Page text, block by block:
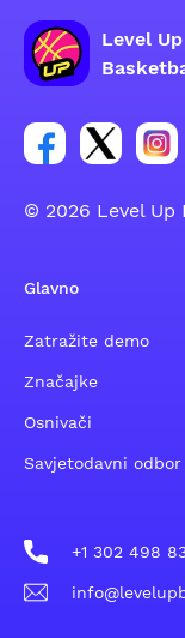
Level Up
Poveznica za
Poveznica
© 2026 Level Up
Glavno
Zatražite demo
Značajke
Osnivači
Savjetodavni odbor
+1 302 498